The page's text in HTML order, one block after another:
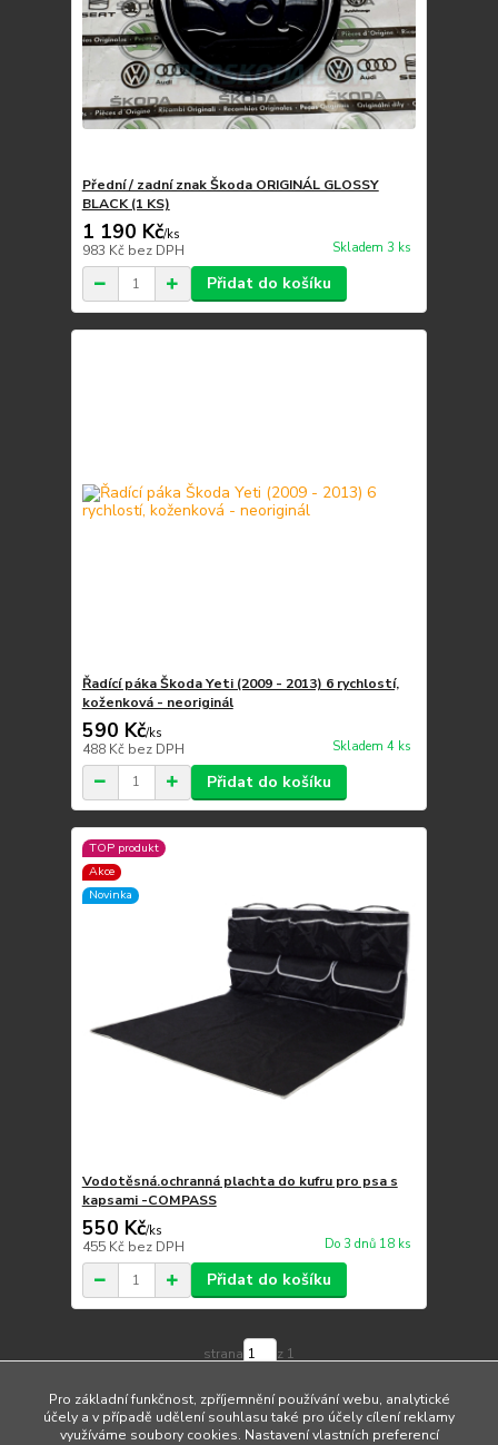
Přední / zadní znak Škoda ORIGINÁL GLOSSY
BLACK (1 KS)
1 190 Kč/ks
983 Kč bez DPH Skladem 3 ks
Přidat do košíku
Řadící páka Škoda Yeti (2009 - 2013) 6 rychlostí,
koženková - neoriginál
590 Kč/ks
488 Kč bez DPH Skladem 4 ks
Přidat do košíku
TOP produkt
Akce
Novinka
Vodotěsná.ochranná plachta do kufru pro psa s
kapsami -COMPASS
550 Kč/ks
455 Kč bez DPH Do 3 dnů 18 ks
Přidat do košíku
strana z 1
Pro základní funkčnost, zpříjemnění používání webu, analytické
účely a v případě udělení souhlasu také pro účely cílení reklamy
využíváme soubory cookies. Nastavení vlastních preferencí